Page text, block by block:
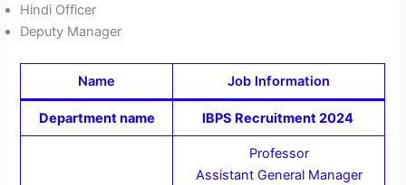
Hindi Officer
Deputy Manager
Name Job Information
Department name IBPS Recruitment 2024
Professor
Assistant General Manager